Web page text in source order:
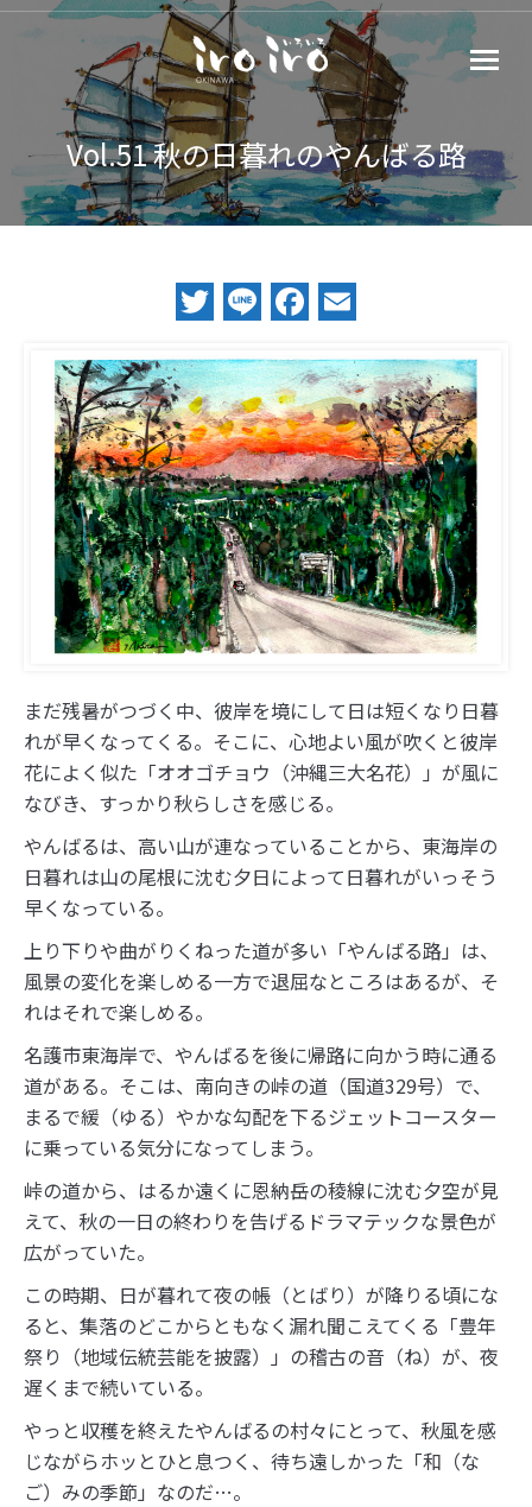
Vol.51 秋の日暮れのやんばる路
Twitter
LineFacebook
まだ残暑がつづく中、彼岸を境にして日は短くなり日暮
れが早くなってくる。そこに、心地よい風が吹くと彼岸
花によく似た「オオゴチョウ（沖縄三大名花）」が風に
なびき、すっかり秋らしさを感じる。
やんばるは、高い山が連なっていることから、東海岸の
日暮れは山の尾根に沈む夕日によって日暮れがいっそう
早くなっている。
上り下りや曲がりくねった道が多い「やんばる路」は、
風景の変化を楽しめる一方で退屈なところはあるが、そ
れはそれで楽しめる。
名護市東海岸で、やんばるを後に帰路に向かう時に通る
道がある。そこは、南向きの峠の道（国道329号）で、
まるで緩（ゆる）やかな勾配を下るジェットコースター
に乗っている気分になってしまう。
峠の道から、はるか遠くに恩納岳の稜線に沈む夕空が見
えて、秋の一日の終わりを告げるドラマテックな景色が
広がっていた。
この時期、日が暮れて夜の帳（とばり）が降りる頃にな
ると、集落のどこからともなく漏れ聞こえてくる「豊年
祭り（地域伝統芸能を披露）」の稽古の音（ね）が、夜
遅くまで続いている。
やっと収穫を終えたやんばるの村々にとって、秋風を感
じながらホッとひと息つく、待ち遠しかった「和（な
ご）みの季節」なのだ…。